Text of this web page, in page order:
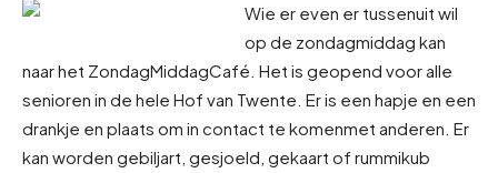
Wie er even er tussenuit wil
op de zondagmiddag kan
naar het ZondagMiddagCafé. Het is geopend voor alle
senioren in de hele Hof van Twente. Er is een hapje en een
drankje en plaats om in contact te komenmet anderen. Er
kan worden gebiljart, gesjoeld, gekaart of rummikub